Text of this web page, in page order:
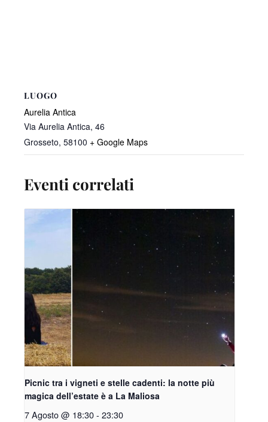
LUOGO
Aurelia Antica
Via Aurelia Antica, 46
Grosseto, 58100 + Google Maps
Eventi correlati
Picnic tra i vigneti e stelle cadenti: la notte più
magica dell’estate è a La Maliosa
7 Agosto @ 18:30- 23:30